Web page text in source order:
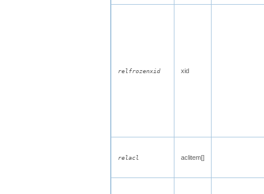
relfrozenxid xid
relacl aclitem[]